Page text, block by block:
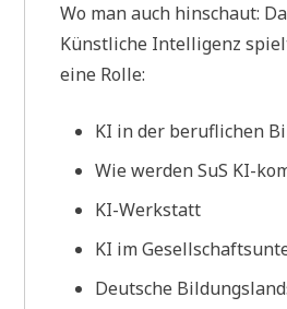
Wo man auch hinschaut:
Künstliche Intelligenz
eine Rolle:
KI in der beruflichen
Wie werden SuS KI-
KI-Werkstatt
KI im
Deutsche